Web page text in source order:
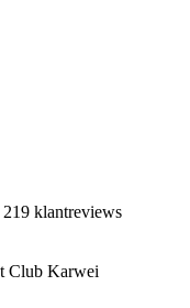
219 klantreviews
Club Karwei